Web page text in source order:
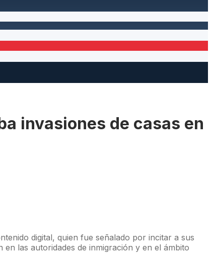
invasiones de casas en
digital, quien fue señalado por incitar a sus
las autoridades de inmigración y en el ámbito